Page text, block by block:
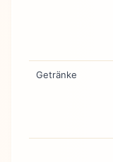
Getränke